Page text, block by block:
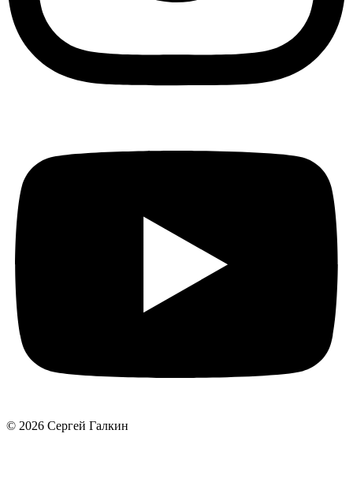
© 2026 Сергей Галкин